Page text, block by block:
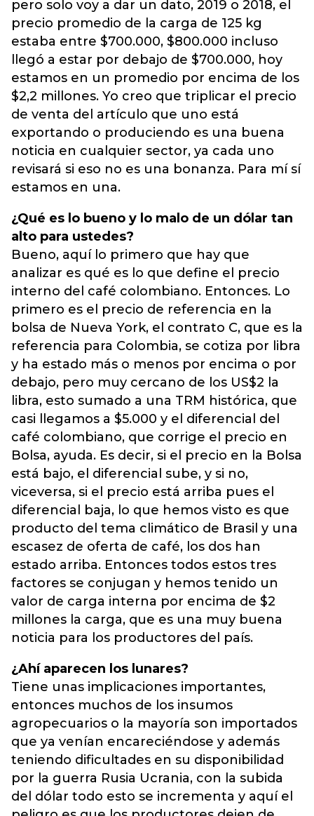
pero solo voy a dar un dato, 2019 o 2018, el
precio promedio de la carga de 125 kg
estaba entre $700.000, $800.000 incluso
llegó a estar por debajo de $700.000, hoy
estamos en un promedio por encima de los
$2,2 millones. Yo creo que triplicar el precio
de venta del artículo que uno está
exportando o produciendo es una buena
noticia en cualquier sector, ya cada uno
revisará si eso no es una bonanza. Para mí sí
estamos en una.
¿Qué es lo bueno y lo malo de un dólar tan
alto para ustedes?
Bueno, aquí lo primero que hay que
analizar es qué es lo que define el precio
interno del café colombiano. Entonces. Lo
primero es el precio de referencia en la
bolsa de Nueva York, el contrato C, que es la
referencia para Colombia, se cotiza por libra
y ha estado más o menos por encima o por
debajo, pero muy cercano de los US$2 la
libra, esto sumado a una TRM histórica, que
casi llegamos a $5.000 y el diferencial del
café colombiano, que corrige el precio en
Bolsa, ayuda. Es decir, si el precio en la Bolsa
está bajo, el diferencial sube, y si no,
viceversa, si el precio está arriba pues el
diferencial baja, lo que hemos visto es que
producto del tema climático de Brasil y una
escasez de oferta de café, los dos han
estado arriba. Entonces todos estos tres
factores se conjugan y hemos tenido un
valor de carga interna por encima de $2
millones la carga, que es una muy buena
noticia para los productores del país.
¿Ahí aparecen los lunares?
Tiene unas implicaciones importantes,
entonces muchos de los insumos
agropecuarios o la mayoría son importados
que ya venían encareciéndose y además
teniendo dificultades en su disponibilidad
por la guerra Rusia Ucrania, con la subida
del dólar todo esto se incrementa y aquí el